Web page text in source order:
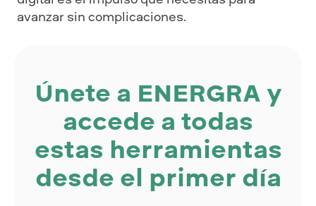
avanzar sin complicaciones.
Únete a ENERGRA y
accede a todas
estas herramientas
desde el primer día